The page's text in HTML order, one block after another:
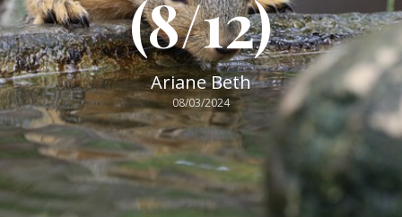
(8/12)
Ariane Beth
08/03/2024